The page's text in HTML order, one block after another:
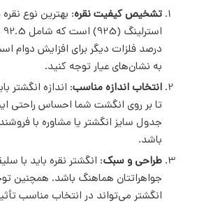
تشخیص کیفیت نقره: بهترین نوع
درصد فلزات دیگر برای افزایش دوام
به نشان‌های عیار توجه کنید.
انتخاب اندازه مناسب: اندازه انگشتر
تا بر روی انگشت شما احساس راحتی
جدول سایز انگشتر یا مشاوره با
باشد.
طراحی و سبک: انگشتر نقره باید با
جواهراتتان هماهنگ باشد. همچنین
انگشتر می‌تواند در انتخاب مناسب